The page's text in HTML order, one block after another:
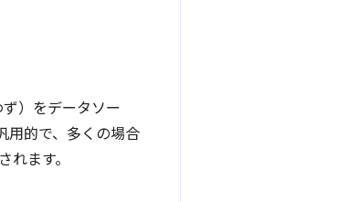
）をデータソー
用的で、多くの場合
ます。